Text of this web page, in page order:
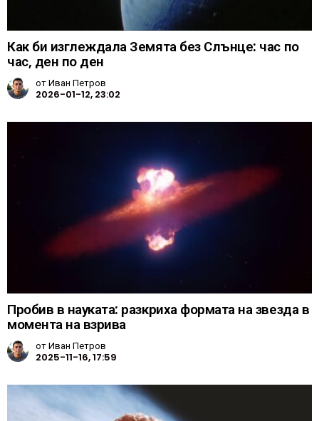
Как би изглеждала Земята без Слънце: час по
час, ден по ден
отИван Петров
2026-01-12, 23:02
Пробив в науката: разкриха формата на звезда в
момента на взрива
отИван Петров
2025-11-16, 17:59